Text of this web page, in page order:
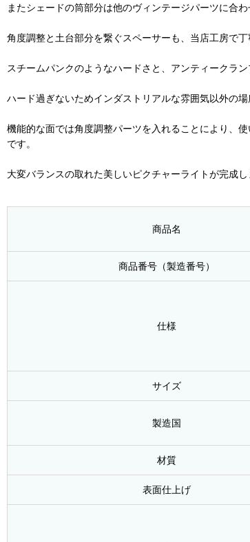
またシェードの筒部分は他のヴィンテージパーツに合
角度調整と土台部分を繋ぐスペーサーも、当店工房で
スチームパンクのようなハードさと、アンティークラ
ハード過ぎないためインダストリアルな雰囲気以外の
機能的な面では角度調整パーツを入れることにより、
です。
大変バランスの取れた美しいピクチャーライトが完成し
商品名
商品番号（製造番号）
仕様
サイズ
製造国
材質
表面仕上げ